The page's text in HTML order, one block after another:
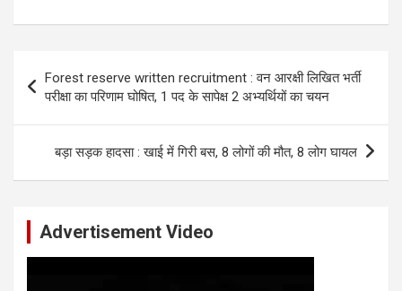
navigation
Forest reserve written recruitment : वन आरक्षी लिखित भर्ती
परीक्षा का परिणाम घोषित, 1 पद के सापेक्ष 2 अभ्यर्थियों का चयन
बड़ा सड़क हादसा : खाई में गिरी बस, 8 लोगों की मौत, 8 लोग घायल
Advertisement Video